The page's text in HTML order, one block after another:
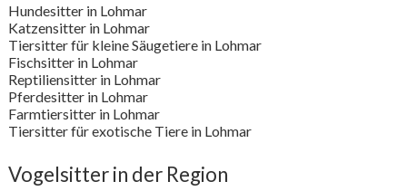
Hundesitter in Lohmar
Katzensitter in Lohmar
Tiersitter für kleine Säugetiere in Lohmar
Fischsitter in Lohmar
Reptiliensitter in Lohmar
Pferdesitter in Lohmar
Farmtiersitter in Lohmar
Tiersitter für exotische Tiere in Lohmar
Vogelsitter in der Region